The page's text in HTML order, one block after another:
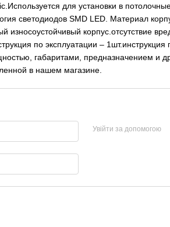
для установки в
светодиодов SMD LED. Материал
корпус.отсутствие
по эксплуатации –
габаритами, предназначением и
в нашем магазине.
Увійти за допомогою